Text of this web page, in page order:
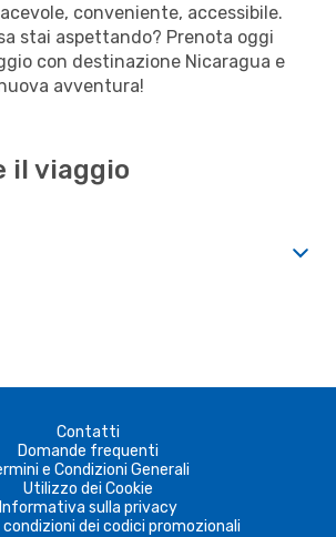
conveniente, accessibile.
stai aspettando? Prenota oggi
con destinazione Nicaragua e
avventura!
il viaggio
Contatti
Domande frequenti
e Condizioni Generali
Utilizzo dei Cookie
Informativa sulla privacy
condizioni dei codici promozionali